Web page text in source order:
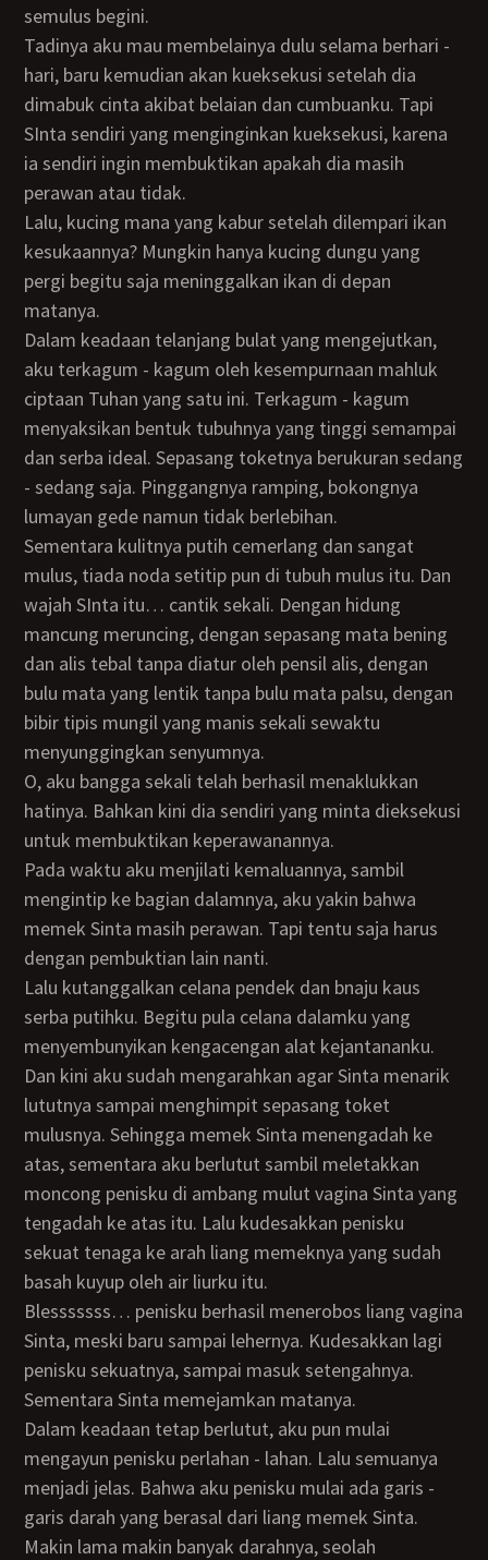
semulus begini.
Tadinya aku mau membelainya dulu selama berhari -
hari, baru kemudian akan kueksekusi setelah dia
dimabuk cinta akibat belaian dan cumbuanku. Tapi
SInta sendiri yang menginginkan kueksekusi, karena
ia sendiri ingin membuktikan apakah dia masih
perawan atau tidak.
Lalu, kucing mana yang kabur setelah dilempari ikan
kesukaannya? Mungkin hanya kucing dungu yang
pergi begitu saja meninggalkan ikan di depan
matanya.
Dalam keadaan telanjang bulat yang mengejutkan,
aku terkagum - kagum oleh kesempurnaan mahluk
ciptaan Tuhan yang satu ini. Terkagum - kagum
menyaksikan bentuk tubuhnya yang tinggi semampai
dan serba ideal. Sepasang toketnya berukuran sedang
- sedang saja. Pinggangnya ramping, bokongnya
lumayan gede namun tidak berlebihan.
Sementara kulitnya putih cemerlang dan sangat
mulus, tiada noda setitip pun di tubuh mulus itu. Dan
wajah SInta itu… cantik sekali. Dengan hidung
mancung meruncing, dengan sepasang mata bening
dan alis tebal tanpa diatur oleh pensil alis, dengan
bulu mata yang lentik tanpa bulu mata palsu, dengan
bibir tipis mungil yang manis sekali sewaktu
menyunggingkan senyumnya.
O, aku bangga sekali telah berhasil menaklukkan
hatinya. Bahkan kini dia sendiri yang minta dieksekusi
untuk membuktikan keperawanannya.
Pada waktu aku menjilati kemaluannya, sambil
mengintip ke bagian dalamnya, aku yakin bahwa
memek Sinta masih perawan. Tapi tentu saja harus
dengan pembuktian lain nanti.
Lalu kutanggalkan celana pendek dan bnaju kaus
serba putihku. Begitu pula celana dalamku yang
menyembunyikan kengacengan alat kejantananku.
Dan kini aku sudah mengarahkan agar Sinta menarik
lututnya sampai menghimpit sepasang toket
mulusnya. Sehingga memek Sinta menengadah ke
atas, sementara aku berlutut sambil meletakkan
moncong penisku di ambang mulut vagina Sinta yang
tengadah ke atas itu. Lalu kudesakkan penisku
sekuat tenaga ke arah liang memeknya yang sudah
basah kuyup oleh air liurku itu.
Blesssssss… penisku berhasil menerobos liang vagina
Sinta, meski baru sampai lehernya. Kudesakkan lagi
penisku sekuatnya, sampai masuk setengahnya.
Sementara Sinta memejamkan matanya.
Dalam keadaan tetap berlutut, aku pun mulai
mengayun penisku perlahan - lahan. Lalu semuanya
menjadi jelas. Bahwa aku penisku mulai ada garis -
garis darah yang berasal dari liang memek Sinta.
Makin lama makin banyak darahnya, seolah